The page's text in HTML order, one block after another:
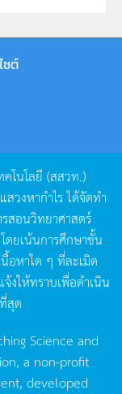
ซต์
โนโลยี (สสวท.)
วงหากำไรได้จัดทำ
รสอนวิทยาศาสตร์
โดยเน้นการศึกษาขั้น
อหาใด ๆ ที่ละเมิด
จ้งให้ทราบเพื่อดำเนิน
สุด
Science and
a non-profit
developed